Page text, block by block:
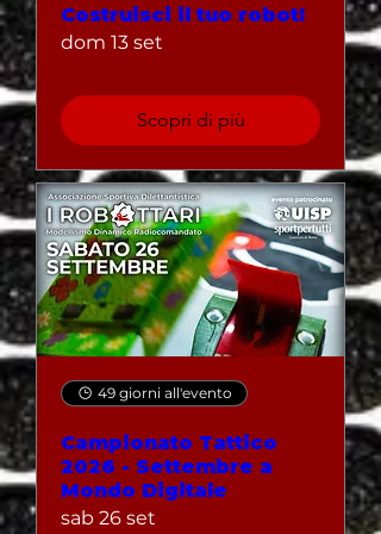
Costruisci il tuo robot!
dom 13 set
Scopri di più
49 giorni all'evento
Campionato Tattico
2026 - Settembre a
Mondo Digitale
sab 26 set